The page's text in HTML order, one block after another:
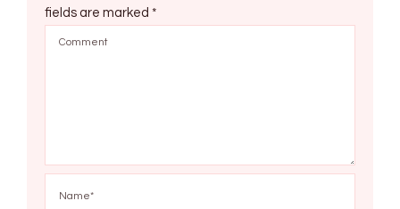
fields are marked *